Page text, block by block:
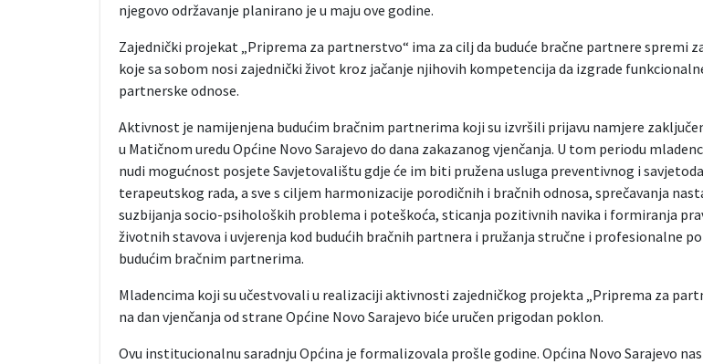
njegovo održavanje planirano je u maju ove godine.
Zajednički projekat „Priprema za partnerstvo“ ima za cilj da buduće bračne partnere spremi
koje sa sobom nosi zajednički život kroz jačanje njihovih kompetencija da izgrade
partnerske odnose.
Aktivnost je namijenjena budućim bračnim partnerima koji su izvršili prijavu namjere
u Matičnom uredu Općine Novo Sarajevo do dana zakazanog vjenčanja. U tom periodu
nudi mogućnost posjete Savjetovalištu gdje će im biti pružena usluga preventivnog i
terapeutskog rada, a sve s ciljem harmonizacije porodičnih i bračnih odnosa, sprečavanja
suzbijanja socio-psiholoških problema i poteškoća, sticanja pozitivnih navika i formiranja
životnih stavova i uvjerenja kod budućih bračnih partnera i pružanja stručne i profesionalne
budućim bračnim partnerima.
Mladencima koji su učestvovali u realizaciji aktivnosti zajedničkog projekta „Priprema za
na dan vjenčanja od strane Općine Novo Sarajevo biće uručen prigodan poklon.
Ovu institucionalnu saradnju Općina je formalizovala prošle godine. Općina Novo Sarajevo